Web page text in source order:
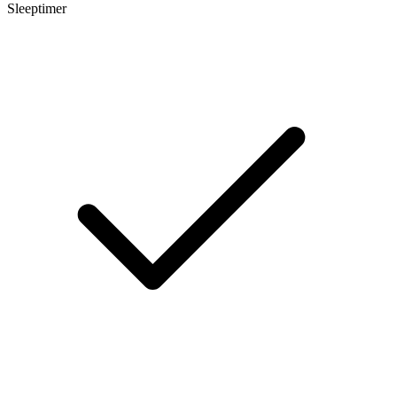
Sleeptimer